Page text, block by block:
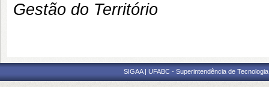
Gestão do Território
SIGAA | UFABC - Superintendência de